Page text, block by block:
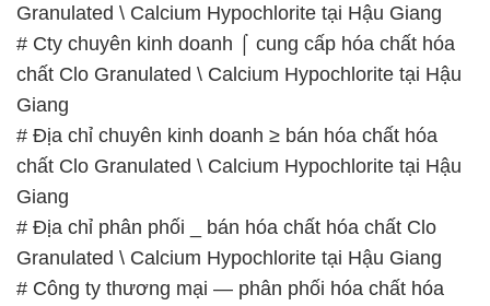
Granulated \ Calcium Hypochlorite tại Hậu Giang
# Cty chuyên kinh doanh ⌠ cung cấp hóa chất hóa
chất Clo Granulated \ Calcium Hypochlorite tại Hậu
Giang
# Địa chỉ chuyên kinh doanh ≥ bán hóa chất hóa
chất Clo Granulated \ Calcium Hypochlorite tại Hậu
Giang
# Địa chỉ phân phối _ bán hóa chất hóa chất Clo
Granulated \ Calcium Hypochlorite tại Hậu Giang
# Công ty thương mại — phân phối hóa chất hóa